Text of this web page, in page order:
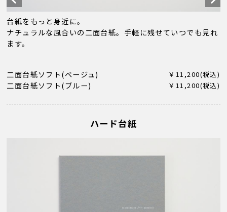
台紙をもっと身近に。
ナチュラルな風合いの二面台紙。手軽に残せていつでも見れ
ます。
二面台紙ソフト(ベージュ) ￥11,200(税込)
二面台紙ソフト(ブルー) ￥11,200(税込)
ハード台紙